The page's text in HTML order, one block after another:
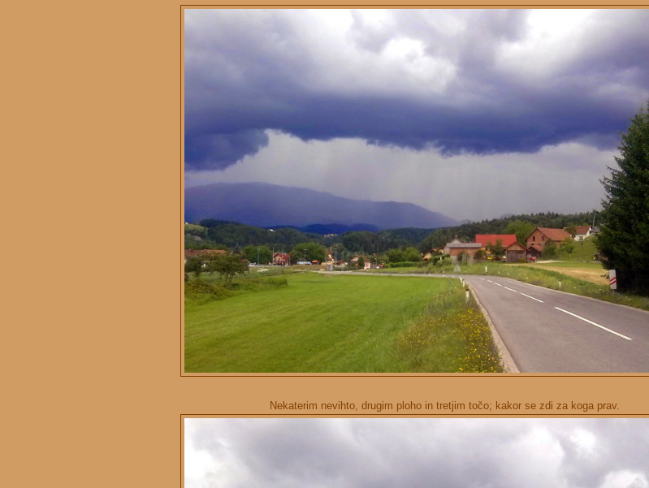
Nekaterim nevihto, drugim ploho in tretjim točo; kakor se zdi za koga prav.